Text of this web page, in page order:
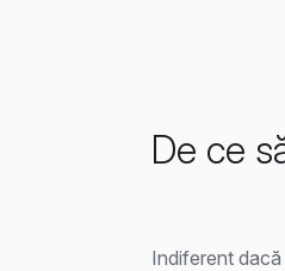
De ce
Indiferent